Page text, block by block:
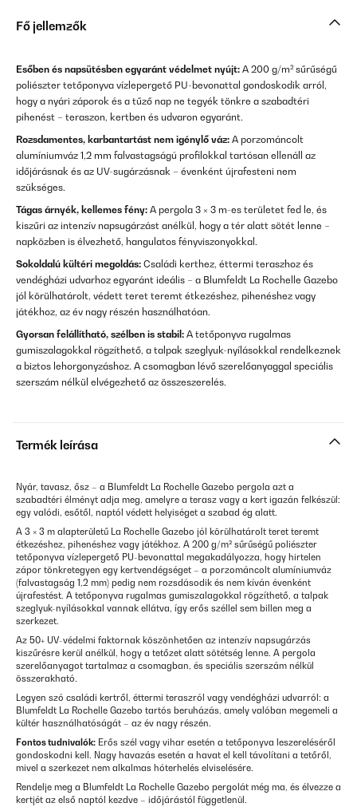
Fő jellemzők
Esőben és napsütésben egyaránt védelmet nyújt: A 200 g/m² sűrűségű
poliészter tetőponyva vízlepergető PU-bevonattal gondoskodik arról,
hogy a nyári záporok és a tűző nap ne tegyék tönkre a szabadtéri
pihenést – teraszon, kertben és udvaron egyaránt.
Rozsdamentes, karbantartást nem igénylő váz: A porzománcolt
alumíniumváz 1,2 mm falvastagságú profilokkal tartósan ellenáll az
időjárásnak és az UV-sugárzásnak – évenként újrafesteni nem
szükséges.
Tágas árnyék, kellemes fény: A pergola 3 × 3 m-es területet fed le, és
kiszűri az intenzív napsugárzást anélkül, hogy a tér alatt sötét lenne –
napközben is élvezhető, hangulatos fényviszonyokkal.
Sokoldalú kültéri megoldás: Családi kerthez, éttermi teraszhoz és
vendégházi udvarhoz egyaránt ideális – a Blumfeldt La Rochelle Gazebo
jól körülhatárolt, védett teret teremt étkezéshez, pihenéshez vagy
játékhoz, az év nagy részén használhatóan.
Gyorsan felállítható, szélben is stabil: A tetőponyva rugalmas
gumiszalagokkal rögzíthető, a talpak szeglyuk-nyílásokkal rendelkeznek
a biztos lehorgonyzáshoz. A csomagban lévő szerelőanyaggal speciális
szerszám nélkül elvégezhető az összeszerelés.
Termék leírása
Nyár, tavasz, ősz – a Blumfeldt La Rochelle Gazebo pergola azt a
szabadtéri élményt adja meg, amelyre a terasz vagy a kert igazán felkészül:
egy valódi, esőtől, naptól védett helyiséget a szabad ég alatt.
A 3 × 3 m alapterületű La Rochelle Gazebo jól körülhatárolt teret teremt
étkezéshez, pihenéshez vagy játékhoz. A 200 g/m² sűrűségű poliészter
tetőponyva vízlepergető PU-bevonattal megakadályozza, hogy hirtelen
zápor tönkretegyen egy kertvendégséget – a porzománcolt alumíniumváz
(falvastagság 1,2 mm) pedig nem rozsdásodik és nem kíván évenként
újrafestést. A tetőponyva rugalmas gumiszalagokkal rögzíthető, a talpak
szeglyuk-nyílásokkal vannak ellátva, így erős széllel sem billen meg a
szerkezet.
Az 50+ UV-védelmi faktornak köszönhetően az intenzív napsugárzás
kiszűrésre kerül anélkül, hogy a tetőzet alatt sötétség lenne. A pergola
szerelőanyagot tartalmaz a csomagban, és speciális szerszám nélkül
összerakható.
Legyen szó családi kertről, éttermi teraszról vagy vendégházi udvarról: a
Blumfeldt La Rochelle Gazebo tartós beruházás, amely valóban megemeli a
kültér használhatóságát – az év nagy részén.
Fontos tudnivalók: Erős szél vagy vihar esetén a tetőponyva leszereléséről
gondoskodni kell. Nagy havazás esetén a havat el kell távolítani a tetőről,
mivel a szerkezet nem alkalmas hóterhelés elviselésére.
Rendelje meg a Blumfeldt La Rochelle Gazebo pergolát még ma, és élvezze a
kertjét az első naptól kezdve – időjárástól függetlenül.